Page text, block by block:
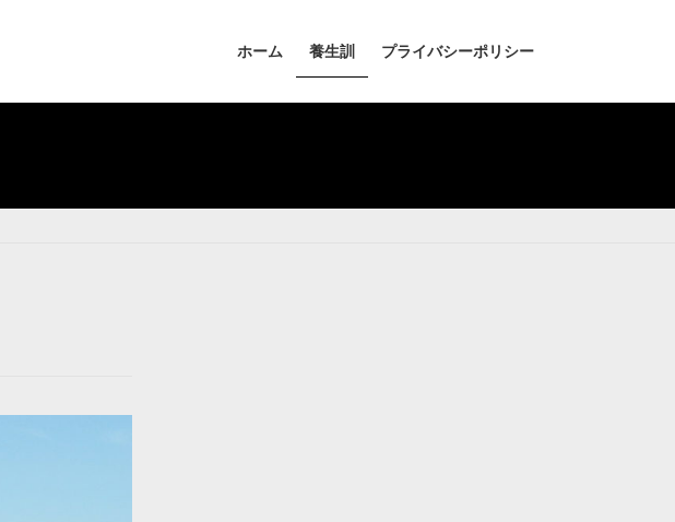
ホーム 養生訓 プライバシーポリシー